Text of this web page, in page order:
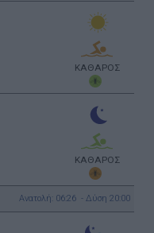
ΚΑΘΑΡΟΣ
ΚΑΘΑΡΟΣ
Ανατολή: 06:26 - Δύση 20:00